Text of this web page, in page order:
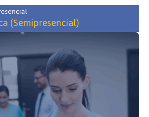
(Semipresencial)